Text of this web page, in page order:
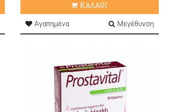
ΚΑΛΑΘΙ
Αγαπημένα Μεγέθυνση